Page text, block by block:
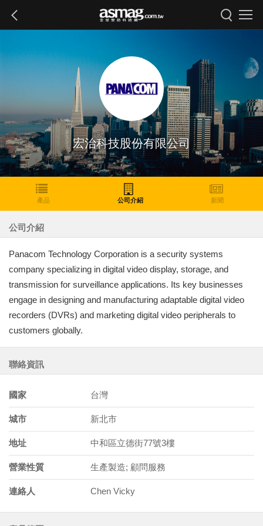
宏治科技股份有限公司
產品 公司介紹 新聞
公司介紹
Panacom Technology Corporation is a security systems
company specializing in digital video display, storage, and
transmission for surveillance applications. Its key businesses
engage in designing and manufacturing adaptable digital video
recorders (DVRs) and marketing digital video peripherals to
customers globally.
聯絡資訊
國家 台灣
城市 新北市
地址 中和區立德街77號3樓
營業性質 生產製造; 顧問服務
連絡人 Chen Vicky